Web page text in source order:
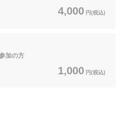
4,000 円(税込)
加の方
1,000 円(税込)